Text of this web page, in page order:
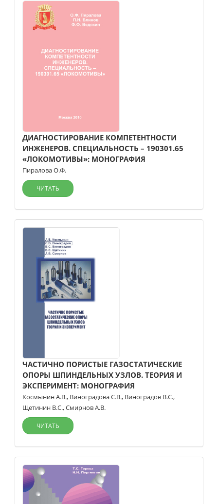
ДИАГНОСТИРОВАНИЕ КОМПЕТЕНТНОСТИ
ИНЖЕНЕРОВ. СПЕЦИАЛЬНОСТЬ – 190301.65
«ЛОКОМОТИВЫ»: МОНОГРАФИЯ
Пиралова О.Ф.
ЧИТАТЬ
ЧАСТИЧНО ПОРИСТЫЕ ГАЗОСТАТИЧЕСКИЕ
ОПОРЫ ШПИНДЕЛЬНЫХ УЗЛОВ. ТЕОРИЯ И
ЭКСПЕРИМЕНТ: МОНОГРАФИЯ
Космынин А.В., Виноградова С.В., Виноградов В.С.,
Щетинин В.С.,Смирнов А.В.
ЧИТАТЬ